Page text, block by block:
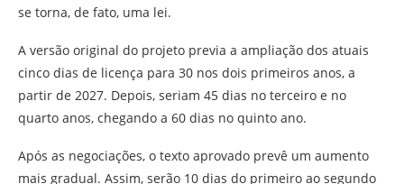
se torna, de fato, uma lei.
A versão original do projeto previa a ampliação dos atuais
cinco dias de licença para 30 nos dois primeiros anos, a
partir de 2027. Depois, seriam 45 dias no terceiro e no
quarto anos, chegando a 60 dias no quinto ano.
Após as negociações, o texto aprovado prevê um aumento
mais gradual. Assim, serão 10 dias do primeiro ao segundo